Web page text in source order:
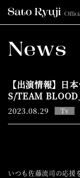
News
【出演情報】日
S/TEAM BLOOD
2023.08.29 Tv
いつも佐藤流司の応援